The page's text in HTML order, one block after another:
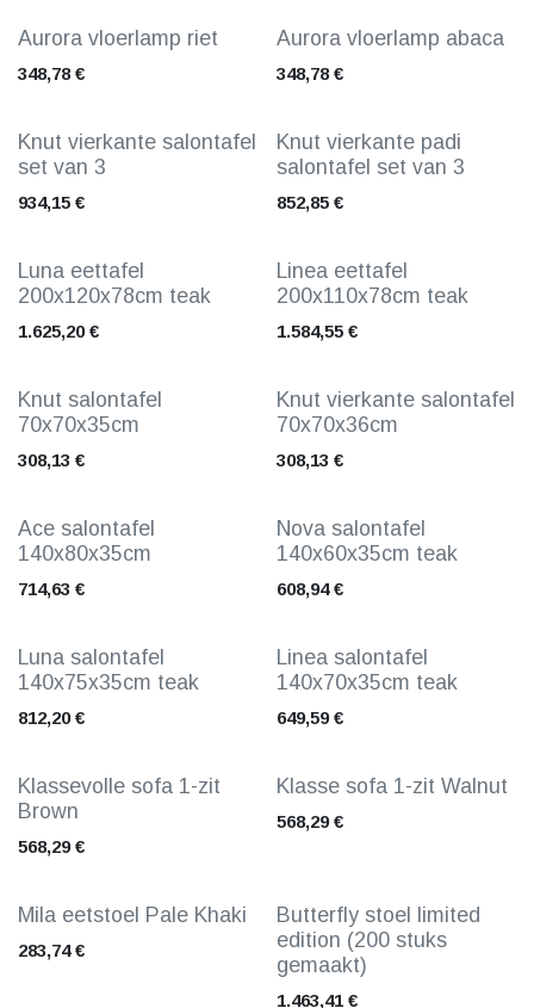
Aurora vloerlamp riet
348,78€
Aurora vloerlamp abaca
348,78€
Knut vierkante salontafel
set van 3
934,15 €
Knut vierkante padi
salontafel set van 3
852,85€
Luna eettafel
200x120x78cm teak
1.625,20€
Linea eettafel
200x110x78cm teak
1.584,55€
Knut salontafel
70x70x35cm
308,13 €
Knut vierkante salontafel
70x70x36cm
308,13 €
Ace salontafel
140x80x35cm
714,63 €
Nova salontafel
140x60x35cm teak
608,94€
Luna salontafel
140x75x35cm teak
812,20€
Linea salontafel
140x70x35cm teak
649,59€
Klassevolle sofa 1-zit
Brown
568,29€
Klasse sofa 1-zit Walnut
568,29€
Mila eetstoel Pale Khaki
283,74€ limited edition
Butterfly stoel limited
edition (200 stuks
gemaakt)
1.463,41€